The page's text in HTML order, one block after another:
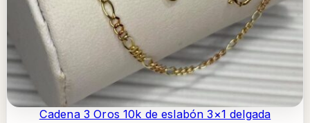
Cadena 3 Oros 10k de eslabón 3×1 delgada